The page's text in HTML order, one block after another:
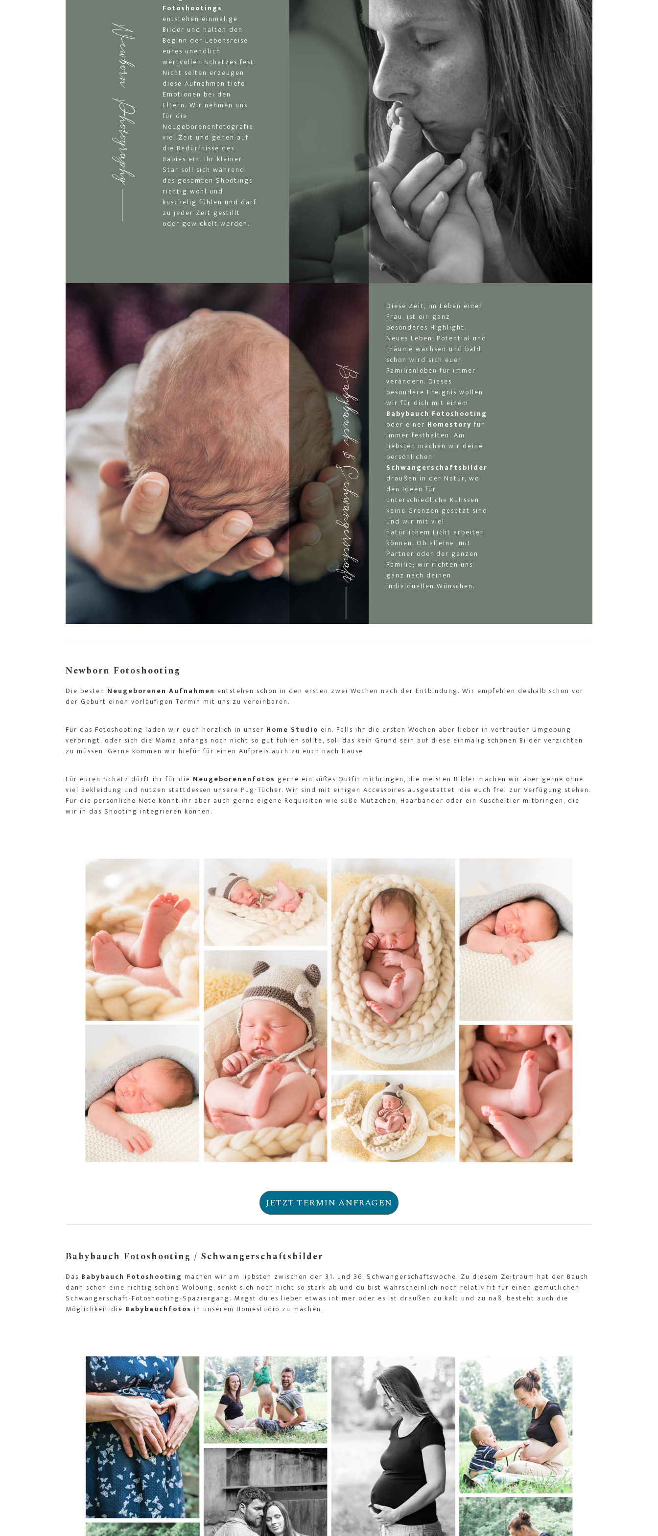
Newborn Photography
Fotoshootings,
entstehen einmalige
Bilder und halten den
Beginn der Lebensreise
eures unendlich
wertvollen Schatzes fest.
Nicht selten erzeugen
diese Aufnahmen tiefe
Emotionen bei den
Eltern. Wir nehmen uns
für die
Neugeborenenfotografie
viel Zeit und gehen auf
die Bedürfnisse des
Babies ein. Ihr kleiner
Star soll sich während
des gesamten Shootings
richtig wohl und
kuschelig fühlen und darf
zu jeder Zeit gestillt
oder gewickelt werden.
Babybauch & Schwangerschaft
Diese Zeit, im Leben einer
Frau, ist ein ganz
besonderes Highlight.
Neues Leben, Potential und
Träume wachsen und bald
schon wird sich euer
Familienleben für immer
verändern. Dieses
besondere Ereignis wollen
wir für dich mit einem
Babybauch Fotoshooting
oder einer Homestory für
immer festhalten. Am
liebsten machen wir deine
persönlichen
Schwangerschaftsbilder
draußen in der Natur, wo
den Ideen für
unterschiedliche Kulissen
keine Grenzen gesetzt sind
und wir mit viel
natürlichem Licht arbeiten
können. Ob alleine, mit
Partner oder der ganzen
Familie; wir richten uns
ganz nach deinen
individuellen Wünschen.
Newborn Fotoshooting
Die besten Neugeborenen Aufnahmen entstehen schon in den ersten zwei Wochen nach der Entbindung. Wir empfehlen deshalb schon vor
der Geburt einen vorläufigen Termin mit uns zu vereinbaren.
Für das Fotoshooting laden wir euch herzlich in unser Home Studio ein. Falls ihr die ersten Wochen aber lieber in vertrauter Umgebung
verbringt, oder sich die Mama anfangs noch nicht so gut fühlen sollte, soll das kein Grund sein auf diese einmalig schönen Bilder verzichten
zu müssen. Gerne kommen wir hiefür für einen Aufpreis auch zu euch nach Hause.
Für euren Schatz dürft ihr für die Neugeborenenfotos gerne ein süßes Outfit mitbringen, die meisten Bilder machen wir aber gerne ohne
viel Bekleidung und nutzen stattdessen unsere Pug-Tücher. Wir sind mit einigen Accessoires ausgestattet, die euch frei zur Verfügung stehen.
Für die persönliche Note könnt ihr aber auch gerne eigene Requisiten wie süße Mützchen, Haarbänder oder ein Kuscheltier mitbringen, die
wir in das Shooting integrieren können.
JETZT TERMIN ANFRAGEN
Babybauch Fotoshooting / Schwangerschaftsbilder
Das Babybauch Fotoshooting machen wir am liebsten zwischen der 31. und 36. Schwangerschaftswoche. Zu diesem Zeitraum hat der Bauch
dann schon eine richtig schöne Wölbung, senkt sich noch nicht so stark ab und du bist wahrscheinlich noch relativ fit für einen gemütlichen
Schwangerschaft-Fotoshooting-Spaziergang. Magst du es lieber etwas intimer oder es ist draußen zu kalt und zu naß, besteht auch die
Möglichkeit die Babybauchfotos in unserem Homestudio zu machen.